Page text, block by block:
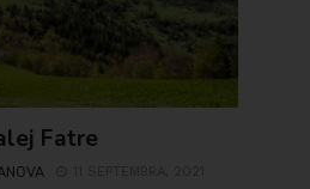
Fatre